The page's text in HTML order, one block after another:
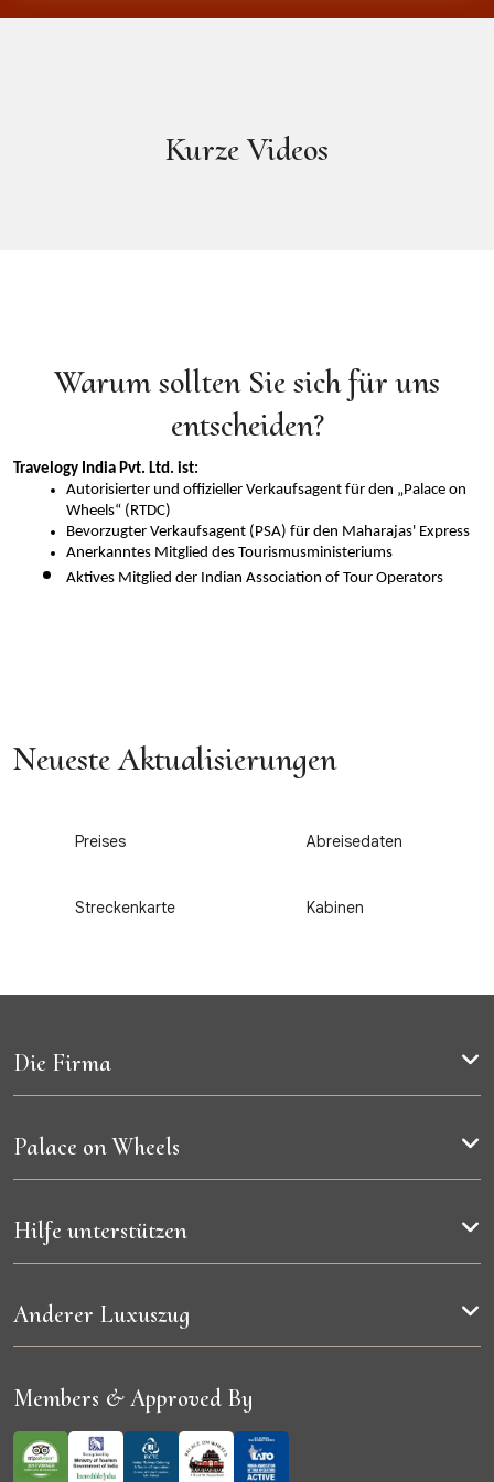
Kurze Videos
Warum sollten Sie sich für uns
entscheiden?
Travelogy India Pvt. Ltd. ist:
Autorisierter und offizieller Verkaufsagent für den „Palace on
Wheels“ (RTDC)
Bevorzugter Verkaufsagent (PSA) für den Maharajas' Express
Anerkanntes Mitglied des Tourismusministeriums
Aktives Mitglied der Indian Association of Tour Operators
Neueste Aktualisierungen
Preises Abreisedaten
Streckenkarte Kabinen
Die Firma
Palace on Wheels
Hilfe unterstützen
Anderer Luxuszug
Members & Approved By